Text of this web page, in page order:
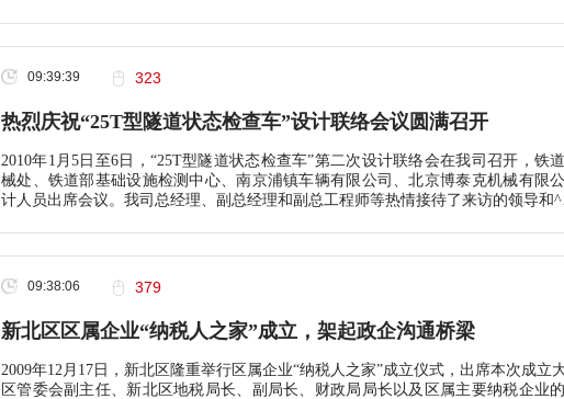
09:39:39 323
热烈庆祝“25T型隧道状态检查车”设计联络会议圆满召开
2010年1月5日至6日，“25T型隧道状态检查车”第二次设计联络会在我司召开，铁
械处、铁道部基础设施检测中心、南京浦镇车辆有限公司、北京博泰克机械有限
计人员出席会议。我司总经理、副总经理和副总工程师等热情接待了来访的领导和
09:38:06 379
新北区区属企业“纳税人之家”成立，架起政企沟通桥梁
2009年12月17日，新北区隆重举行区属企业“纳税人之家”成立仪式，出席本次成立
区管委会副主任、新北区地税局长、副局长、财政局局长以及区属主要纳税企业